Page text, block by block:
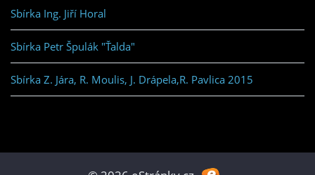
Sbírka Ing. Jiří Horal
Sbírka Petr Špulák "Ťalda"
Sbírka Z. Jára, R. Moulis, J. Drápela,R. Pavlica 2015